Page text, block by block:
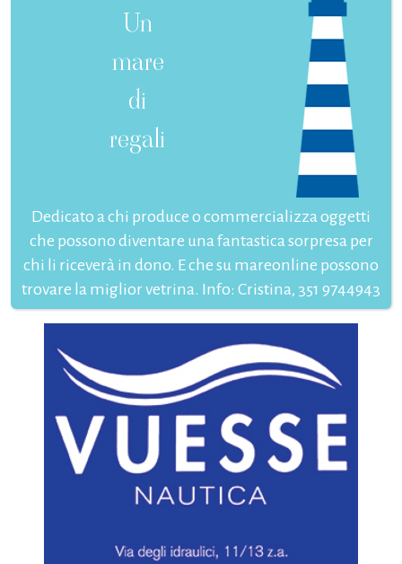
Un
mare
di
regali
Dedicato a chi produce o commercializza oggetti
che possono diventare una fantastica sorpresa per
chi li riceverà in dono. E che su mareonline possono
trovare la miglior vetrina. Info: Cristina, 351 9744943